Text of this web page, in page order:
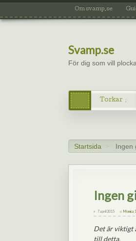
Om svamp.se
Svamp.se
För dig som vill
Torkar
Startsida > Ingen
Ingen
7 april 2015 Monica
Det är viktigt
till detta.